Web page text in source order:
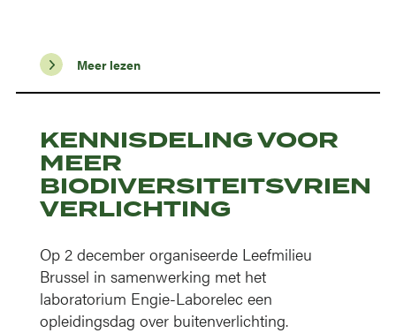
Meer lezen
KENNISDELING VOOR
MEER
VERLICHTING
Op 2 december organiseerde Leefmilieu
Brussel in samenwerking met het
laboratorium Engie-Laborelec een
opleidingsdag over buitenverlichting.